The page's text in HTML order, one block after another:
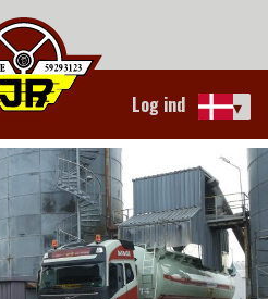
Log ind ▾